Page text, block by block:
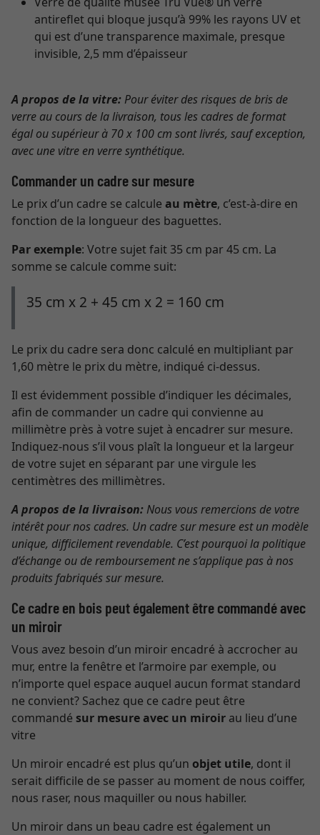
antireflet qui bloque jusqu’à 99% les rayons UV et
qui est d’une transparence maximale, presque
invisible, 2,5 mm d’épaisseur
A propos de la vitre: Pour éviter des risques de bris de
verre au cours de la livraison, tous les cadres de format
égal ou supérieur à 70 x 100 cm sont livrés, sauf exception,
avec une vitre en verre synthétique.
Commander un cadre sur mesure
Le prix d’un cadre se calcule au mètre, c’est-à-dire en
fonction de la longueur des baguettes.
Par exemple: Votre sujet fait 35 cm par 45 cm. La
somme se calcule comme suit:
35 cm x 2 + 45 cm x 2 = 160 cm
Le prix du cadre sera donc calculé en multipliant par
1,60 mètre le prix du mètre, indiqué ci-dessus.
Il est évidemment possible d’indiquer les décimales,
afin de commander un cadre qui convienne au
millimètre près à votre sujet à encadrer sur mesure.
Indiquez-nous s’il vous plaît la longueur et la largeur
de votre sujet en séparant par une virgule les
centimètres des millimètres.
A propos de la livraison: Nous vous remercions de votre
intérêt pour nos cadres. Un cadre sur mesure est un modèle
unique, difficilement revendable. C’est pourquoi la politique
d’échange ou de remboursement ne s’applique pas à nos
produits fabriqués sur mesure.
Ce cadre en bois peut également être commandé avec
un miroir
Vous avez besoin d’un miroir encadré à accrocher au
mur, entre la fenêtre et l’armoire par exemple, ou
n’importe quel espace auquel aucun format standard
ne convient? Sachez que ce cadre peut être
commandé sur mesure avec un miroir au lieu d’une
vitre
Un miroir encadré est plus qu’un objet utile, dont il
serait difficile de se passer au moment de nous coiffer,
nous raser, nous maquiller ou nous habiller.
Un miroir dans un beau cadre est également un